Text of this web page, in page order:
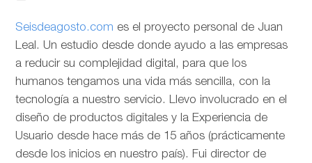
Seisdeagosto.com es el proyecto personal de Juan
Leal. Un estudio desde donde ayudo a las empresas
a reducir su complejidad digital, para que los
humanos tengamos una vida más sencilla, con la
tecnología a nuestro servicio. Llevo involucrado en el
diseño de productos digitales y la Experiencia de
Usuario desde hace más de 15 años (prácticamente
desde los inicios en nuestro país). Fui director de